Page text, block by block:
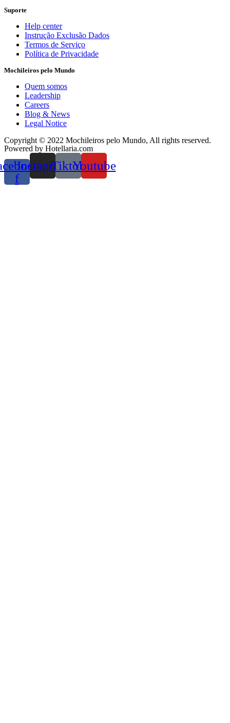
Suporte
Help center
Instrução Exclusão Dados
Termos de Serviço
Política de Privacidade
Mochileiros pelo Mundo
Quem somos
Leadership
Careers
Blog & News
Legal Notice
Copyright © 2022 Mochileiros pelo Mundo, All rights reserved.
Powered by Hotellaria.com
f
InstagramTiktokYoutube